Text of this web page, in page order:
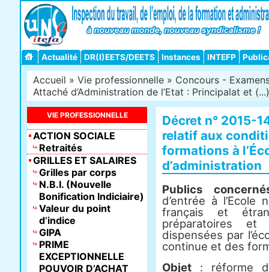
Actualité DR(I)EETS/DEETS Instances INTEFP
Accueil » Vie professionnelle » Concours -
Attaché d’Administration de l’Etat : Principalat et (...)
Décret n° 2015-
relatif aux
formations à
d’administration
Publics
d’entrée à l’Ecole
français et
préparatoires et
dispensées par
continue et des
Objet : réforme
VIE PROFESSIONNELLE
ACTION SOCIALE
Retraités
GRILLES ET SALAIRES
Grilles par corps
N.B.I. (Nouvelle
Bonification Indiciaire)
Valeur du point
d’indice
GIPA
PRIME
EXCEPTIONNELLE
POUVOIR D’ACHAT